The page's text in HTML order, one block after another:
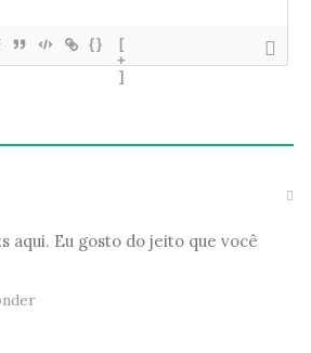
{}
[
+
]
aqui. Eu gosto do jeito que você